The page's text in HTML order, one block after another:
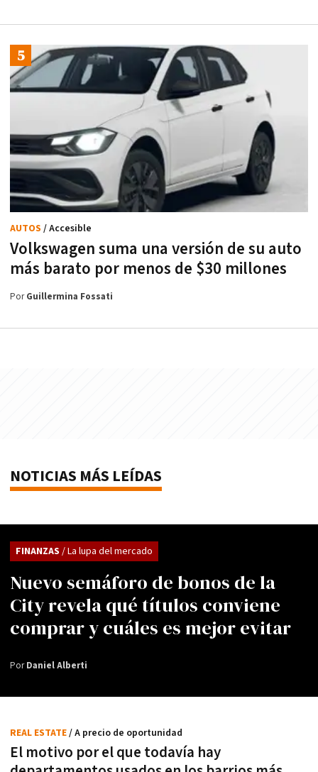
Volkswagen suma una versión de su auto
más barato por menos de $30 millones
AUTOS / Accesible
PorGuillermina Fossati
NOTICIAS MÁS LEÍDAS
Nuevo semáforo de bonos de la
City revela qué títulos conviene
comprar y cuáles es mejor evitar
FINANZAS / La lupa del mercado
PorDaniel Alberti
El motivo por el que todavía hay
REAL ESTATE/ A precio de oportunidad